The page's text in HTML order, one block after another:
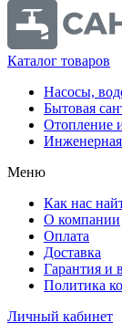
Каталог товаров
Насосы,
Бытовая
Отопление
Инженерная
Меню
Как нас
О компании
Оплата
Доставка
Гарантия и
Политика
Личный кабинет